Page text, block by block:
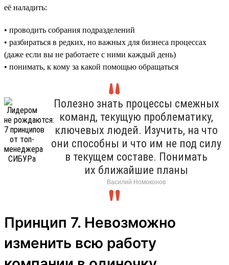
её наладить:
• проводить собрания подразделений
• разбираться в редких, но важных для бизнеса процессах
(даже если вы не работаете с ними каждый день)
• понимать, к кому за какой помощью обращаться
Полезно знать процессы смежных
команд, текущую проблематику,
ключевых людей. Изучить, на что
они способны и что им не под силу
в текущем составе. Понимать
их ближайшие планы
Василий Номоконов
Принцип 7. Невозможно
изменить всю работу